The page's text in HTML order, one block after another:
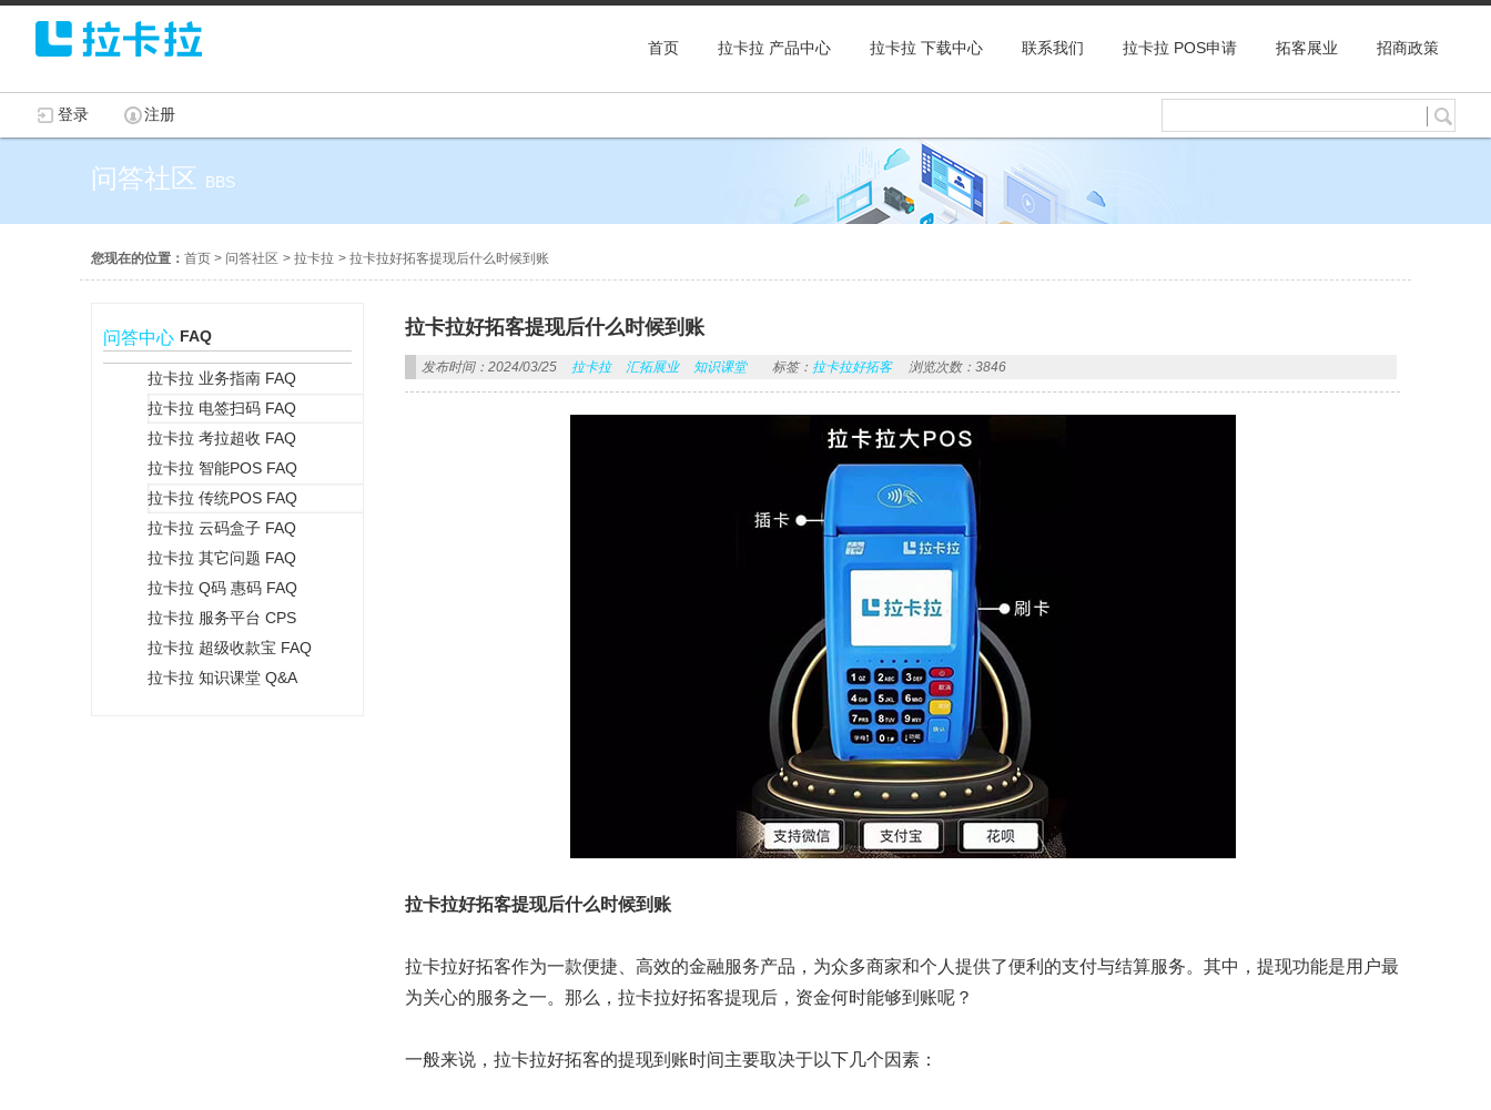
首页 拉卡拉 产品中心 拉卡拉 下载中心 联系我们 拉卡拉 POS申请 拓客展业 招商政策
登录 注册
问答社区 BBS
您现在的位置： 首页 > 问答社区 > 拉卡拉 > 拉卡拉好拓客提现后什么时候到账
问答中心 FAQ
拉卡拉 业务指南 FAQ
拉卡拉 电签扫码 FAQ
拉卡拉 考拉超收 FAQ
拉卡拉 智能POS FAQ
拉卡拉 传统POS FAQ
拉卡拉 云码盒子 FAQ
拉卡拉 其它问题 FAQ
拉卡拉 Q码 惠码 FAQ
拉卡拉 服务平台 CPS
拉卡拉 超级收款宝 FAQ
拉卡拉 知识课堂 Q&A
拉卡拉好拓客提现后什么时候到账
发布时间：2024/03/25 拉卡拉 汇拓展业 知识课堂 标签： 拉卡拉好拓客 浏览次数：3846
拉卡拉好拓客提现后什么时候到账
拉卡拉好拓客作为一款便捷、高效的金融服务产品，为众多商家和个人提供了便利的支付与结算服务。其中，提现功能是用户最
为关心的服务之一。那么，拉卡拉好拓客提现后，资金何时能够到账呢？
一般来说，拉卡拉好拓客的提现到账时间主要取决于以下几个因素：